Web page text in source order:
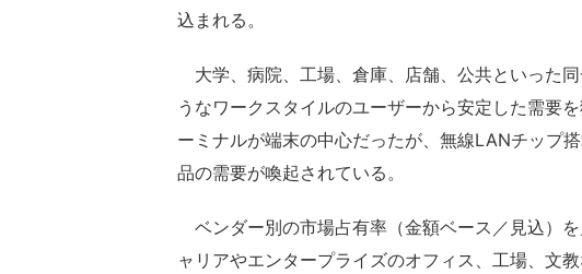
込まれる。
大学、病院、工場、倉庫、店舗、公共といった
うなワークスタイルのユーザーから安定した需要
ーミナルが端末の中心だったが、無線LANチップ
品の需要が喚起されている。
ベンダー別の市場占有率（金額ベース／見込）
ャリアやエンタープライズのオフィス、工場、文